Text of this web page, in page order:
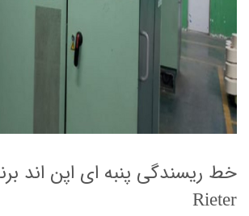
خط ریسندگی پنبه ای اپن اند
Rieter